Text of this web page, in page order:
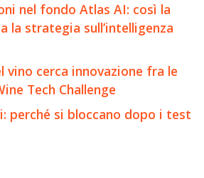
nel fondo Atlas AI: così la
la strategia sull’intelligenza
vino cerca innovazione fra le
Tech Challenge
perché si bloccano dopo i test